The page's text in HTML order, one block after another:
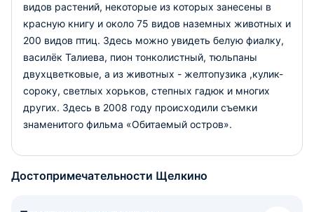
видов растений, некоторые из которых занесены в
красную книгу и около 75 видов наземных животных и
200 видов птиц. Здесь можно увидеть белую фиалку,
василёк Талиева, пион тонколистный, тюльпаны
двухцветковые, а из животных - желтопузика ,кулик-
сороку, светлых хорьков, степных гадюк и многих
других. Здесь в 2008 году происходили съемки
знаменитого фильма «Обитаемый остров».
Достопримечательности Щелкино